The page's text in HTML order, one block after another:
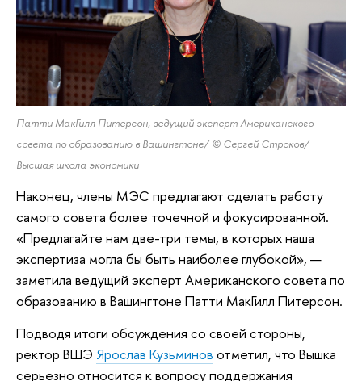
Патти МакГилл Питерсон, ведущий эксперт Американского
совета по образованию в Вашингтоне/© Сергей Строков/
Высшая школа экономики
Наконец, члены МЭС предлагают сделать работу
самого совета более точечной и фокусированной.
«Предлагайте нам две-три темы, в которых наша
экспертиза могла бы быть наиболее глубокой», —
заметила ведущий эксперт Американского совета по
образованию в Вашингтоне Патти МакГилл Питерсон.
Подводя итоги обсуждения со своей стороны,
ректор ВШЭ Ярослав Кузьминов отметил, что Вышка
серьезно относится к вопросу поддержания